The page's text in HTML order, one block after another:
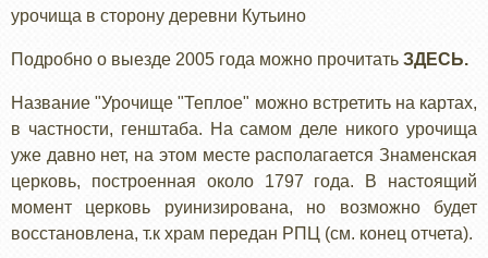
урочища в сторону деревни Кутьино
Подробно о выезде 2005 года можно прочитать ЗДЕСЬ.
Название "Урочище "Теплое" можно встретить на картах,
в частности, генштаба. На самом деле никого урочища
уже давно нет, на этом месте располагается Знаменская
церковь, построенная около 1797 года. В настоящий
момент церковь руинизирована, но возможно будет
восстановлена, т.к храм передан РПЦ (см. конец отчета).